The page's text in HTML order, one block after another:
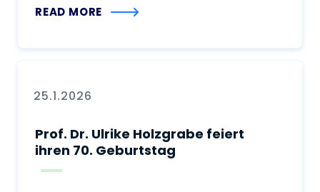
cannabinoidhaltigen
READ MORE
25.1.2026
Prof. Dr. Ulrike Holzgrabe feiert
ihren 70. Geburtstag